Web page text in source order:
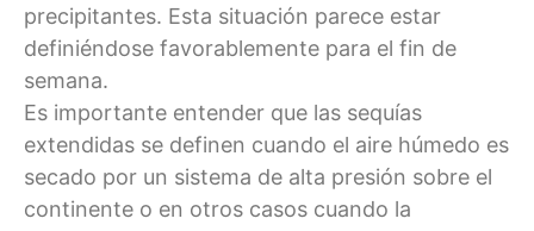
precipitantes. Esta situación parece estar
definiéndose favorablemente para el fin de
semana.
Es importante entender que las sequías
extendidas se definen cuando el aire húmedo es
secado por un sistema de alta presión sobre el
continente o en otros casos cuando la